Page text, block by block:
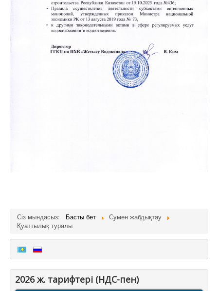
Сіз мындасыз: Басты бет
Сумен жабдықтау
Қуаттылық туралы
2026 ж. тарифтерi (НДС-пен)